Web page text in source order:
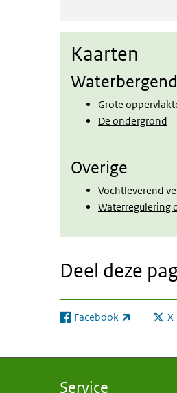
Kaarten
Grote
De ondergrond
Overige
Vochtleverend
Waterregulering
Deel deze
Facebook
(externe link) X
Service